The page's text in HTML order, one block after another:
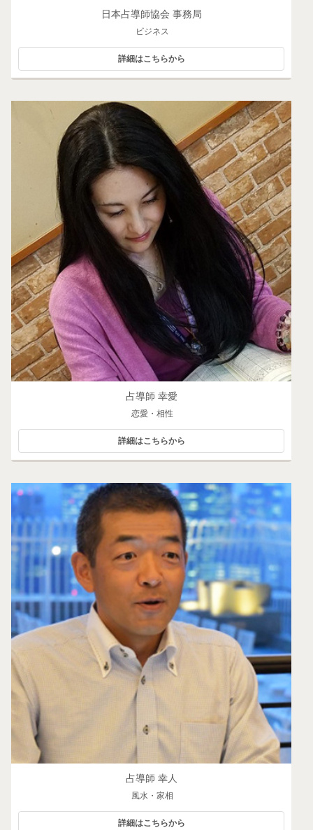
日本占導師協会 事務局
ビジネス
詳細はこちらから
占導師 幸愛
恋愛・相性
詳細はこちらから
占導師 幸人
風水・家相
詳細はこちらから